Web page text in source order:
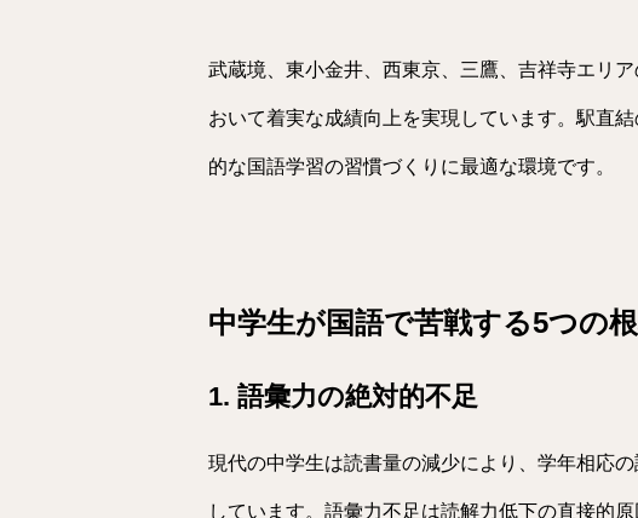
武蔵境、東小金井、西東京、三鷹、吉祥寺エリ
おいて着実な成績向上を実現しています。駅直
的な国語学習の習慣づくりに最適な環境です。
中学生が国語で苦戦する5つの
1. 語彙力の絶対的不足
現代の中学生は読書量の減少により、学年相応
しています。語彙力不足は読解力低下の直接的原